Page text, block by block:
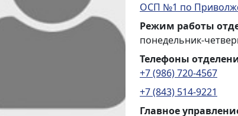
ОСП №1 по
Режим работы
понедельник-
Телефоны
+7 (986) 720-4567
+7 (843) 514-9221
Главное